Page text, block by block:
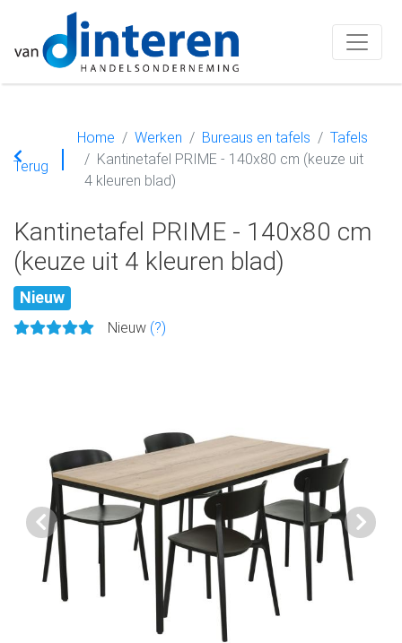
Terug
Home Werken Bureaus en tafels
Tafels
Kantinetafel PRIME - 140x80 cm (keuze uit
4 kleuren blad)
Kantinetafel PRIME - 140x80 cm
(keuze uit 4 kleuren blad)
Nieuw
Nieuw (?)
Vorige